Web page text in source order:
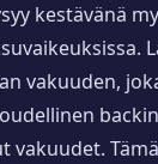
kestävänä
vakuuden,
vakuudet.